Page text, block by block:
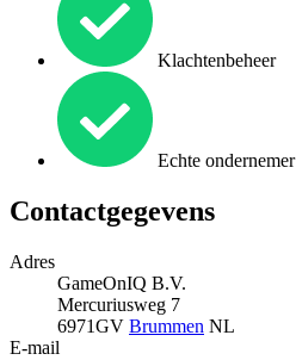
Klachtenbeheer
Echte ondernemer
Contactgegevens
Adres
GameOnIQ B.V.
Mercuriusweg 7
6971GV Brummen NL
E-mail